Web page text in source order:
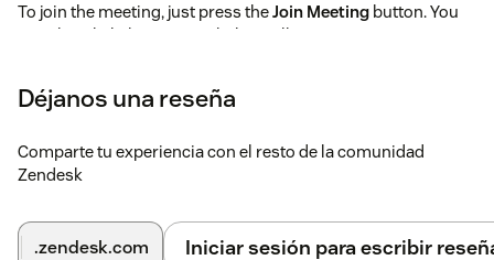
To join the meeting, just press theJoin Meeting button. You
can also click the meeting link. It will open a Ring4 meeting
Features available during the video call:
Mute/Unmute your microphone
Déjanos una reseña
Comparte tu experiencia con el resto de la comunidad
Zendesk
.zendesk.com Iniciar sesión para escribir